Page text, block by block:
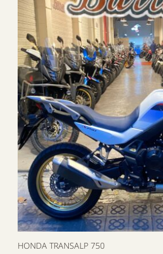
HONDA TRANSALP 750